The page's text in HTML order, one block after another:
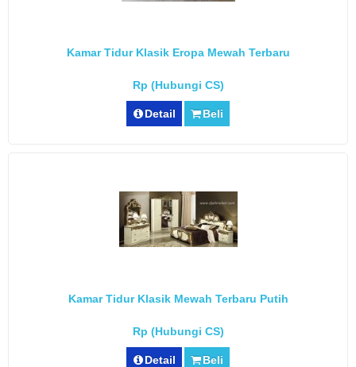
Kamar Tidur Klasik Eropa Mewah Terbaru
Rp (Hubungi CS)
Detail Beli
Kamar Tidur Klasik Mewah Terbaru Putih
Rp (Hubungi CS)
Detail Beli